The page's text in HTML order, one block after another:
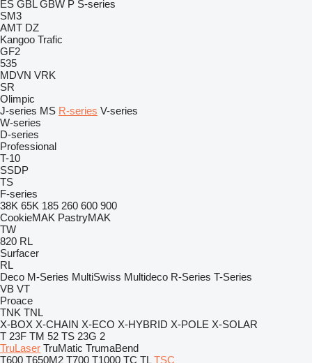
ES GBL GBW P S-series
SM3
AMT DZ
Kangoo Trafic
GF2
535
MDVN VRK
SR
Olimpic
J-series MS R-series V-series
W-series
D-series
Professional
T-10
SSDP
TS
F-series
38K 65K 185 260 600 900
CookieMAK PastryMAK
TW
820 RL
Surfacer
RL
Deco M-Series MultiSwiss Multideco R-Series T-Series
VB VT
Proace
TNK TNL
X-BOX X-CHAIN X-ECO X-HYBRID X-POLE X-SOLAR
T 23F TM 52 TS 23G 2
TruLaser TruMatic TrumaBend
T600 T650M2 T700 T1000 TC TL TSC